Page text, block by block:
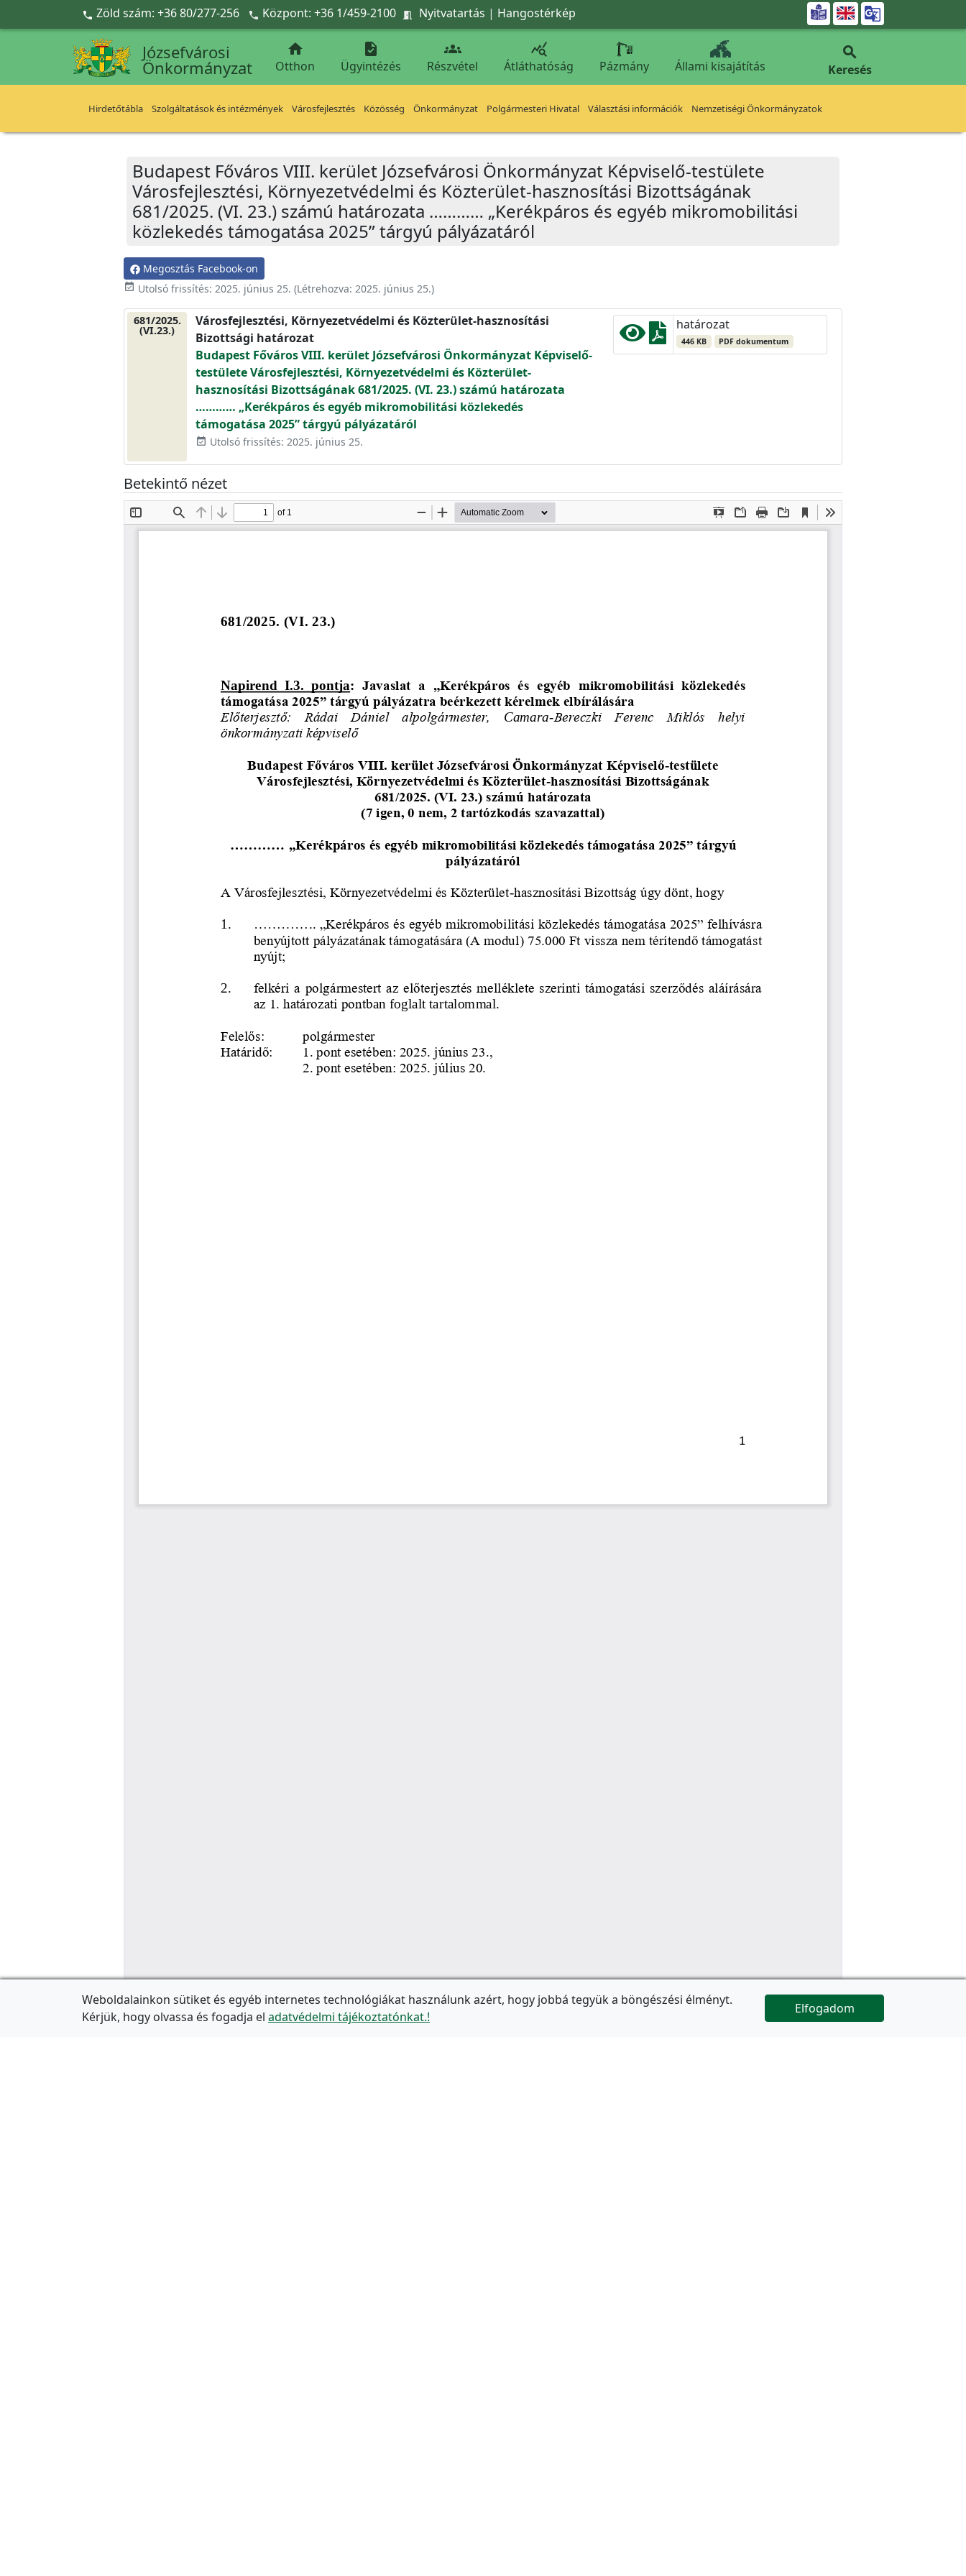
Ugrás a fő tartalomra
 Zöld szám: +36 80/277-256  Központ: +36 1/459-2100  Nyitvatartás | Hangostérkép 
Józsefvárosi
Önkormányzat

Otthon

Ügyintézés

Részvétel

Átláthatóság Pázmány Állami kisajátítás

Keresés
Hirdetőtábla Szolgáltatások és intézmények Városfejlesztés Közösség Önkormányzat Polgármesteri Hivatal Választási információk Nemzetiségi Önkormányzatok
Budapest Főváros VIII. kerület Józsefvárosi Önkormányzat Képviselő-testülete
Városfejlesztési, Környezetvédelmi és Közterület-hasznosítási Bizottságának
681/2025. (VI. 23.) számú határozata ………… „Kerékpáros és egyéb mikromobilitási
közlekedés támogatása 2025” tárgyú pályázatáról
Megosztás Facebook-on
event_available Utolsó frissítés: 2025. június 25. (Létrehozva: 2025. június 25.)
681/2025.
(VI.23.)
Városfejlesztési, Környezetvédelmi és Közterület-hasznosítási
Bizottsági határozat
Budapest Főváros VIII. kerület Józsefvárosi Önkormányzat Képviselő-
testülete Városfejlesztési, Környezetvédelmi és Közterület-
hasznosítási Bizottságának 681/2025. (VI. 23.) számú határozata
………… „Kerékpáros és egyéb mikromobilitási közlekedés
támogatása 2025” tárgyú pályázatáról
event_available Utolsó frissítés: 2025. június 25.
határozat
446 KB PDF dokumentum
Betekintő nézet
Az oldal folytatódik
Weboldalainkon sütiket és egyéb internetes technológiákat használunk azért, hogy jobbá tegyük a böngészési élményt.
Kérjük, hogy olvassa és fogadja el adatvédelmi tájékoztatónkat.!
Elfogadom